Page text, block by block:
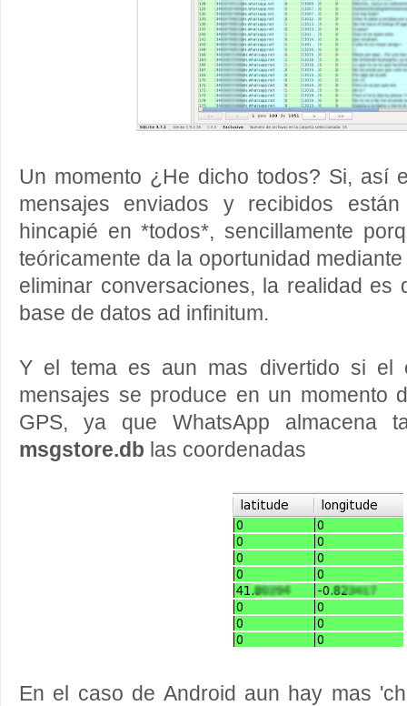
Un momento ¿He dicho todos? Si, así
mensajes enviados y recibidos
hincapié en *todos*, sencillamente
teóricamente da la oportunidad
eliminar conversaciones, la realidad es
base de datos ad infinitum.
Y el tema es aun mas divertido si el
mensajes se produce en un momento
GPS, ya que WhatsApp almacena
msgstore.db las coordenadas
En el caso de Android aun hay mas